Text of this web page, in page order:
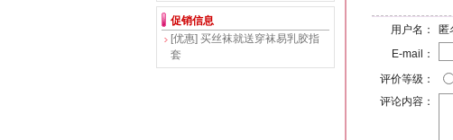
促销信息
[优惠] 买丝袜就送穿袜易乳胶指
套
用户名：
匿
E-mail：
评价等级：
评论内容：